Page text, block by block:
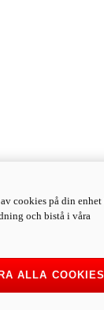
cookies på din enhet
och bistå i våra
ALLA COOKIES